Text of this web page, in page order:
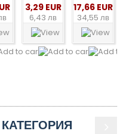
3,29 EUR
6,43 лв
17,66 EUR
34,55 лв